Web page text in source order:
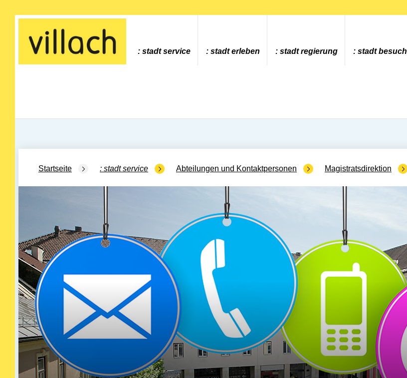
Gehe zur Startseite
stadt service stadt erleben stadt regierung stadt besuch
Startseite stadt service Abteilungen und Kontaktpersonen Magistratsdirektion